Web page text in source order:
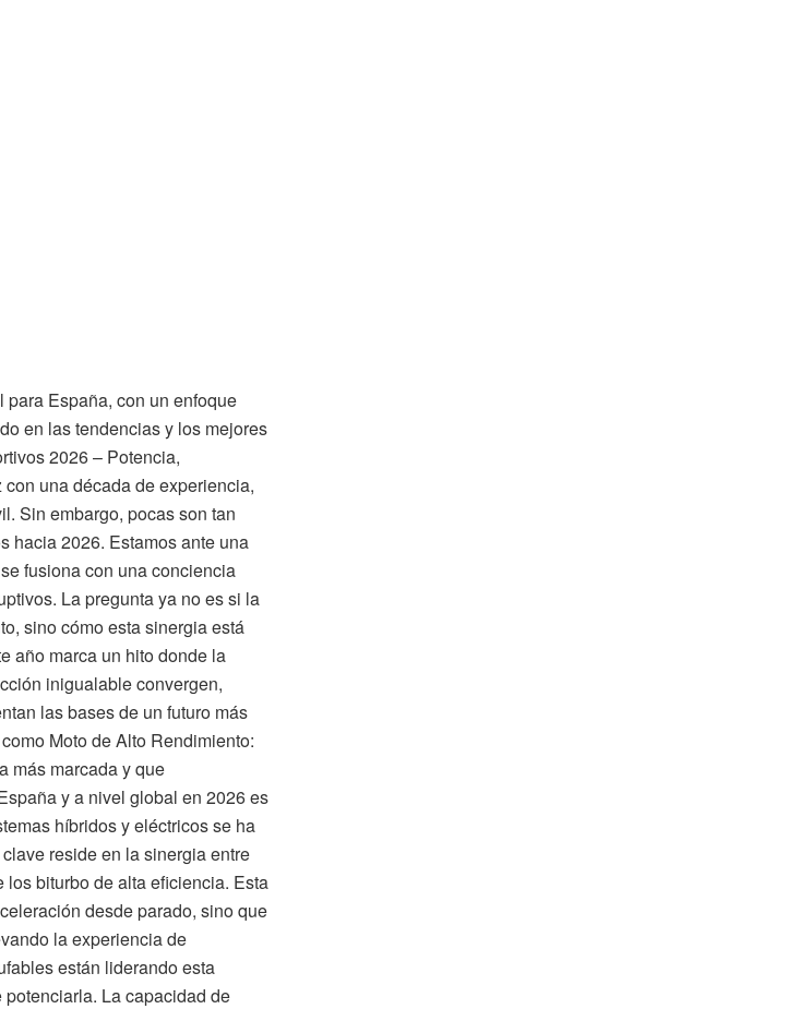
España, con un enfoque
en las tendencias y los mejores
2026 – Potencia,
una década de experiencia,
Sin embargo, pocas son tan
hacia 2026. Estamos ante una
fusiona con una conciencia
La pregunta ya no es si la
sino cómo esta sinergia está
año marca un hito donde la
inigualable convergen,
las bases de un futuro más
Moto de Alto Rendimiento:
más marcada y que
y a nivel global en 2026 es
híbridos y eléctricos se ha
reside en la sinergia entre
biturbo de alta eficiencia. Esta
desde parado, sino que
la experiencia de
están liderando esta
La capacidad de